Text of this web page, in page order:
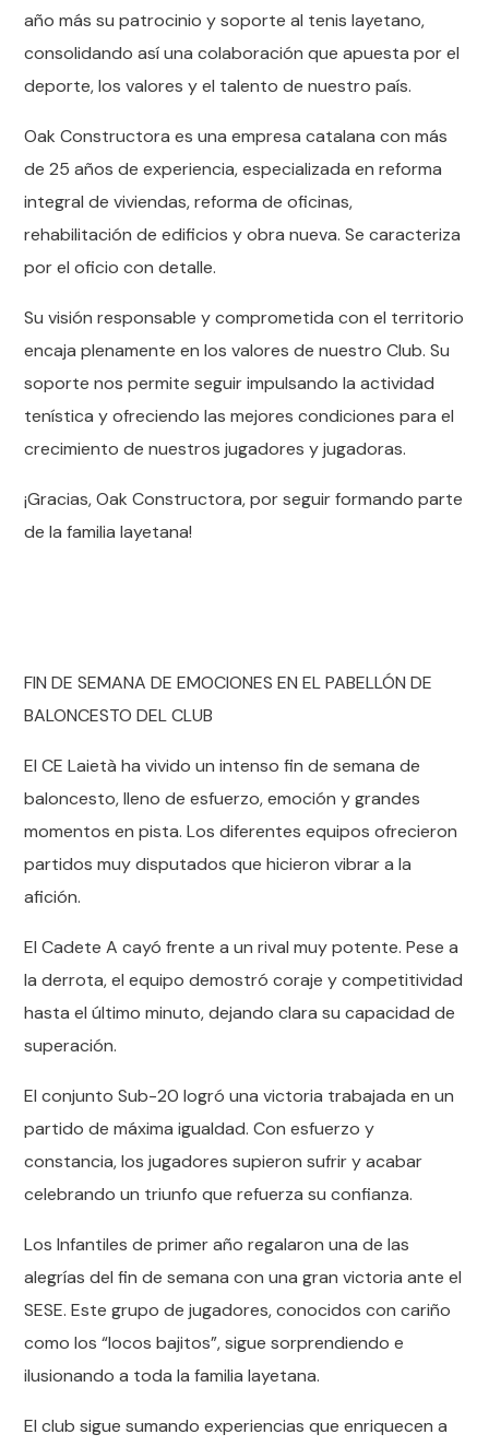
año más su patrocinio y soporte al tenis layetano,
consolidando así una colaboración que apuesta por el
deporte, los valores y el talento de nuestro país.
Oak Constructora es una empresa catalana con más
de 25 años de experiencia, especializada en reforma
integral de viviendas, reforma de oficinas,
rehabilitación de edificios y obra nueva. Se caracteriza
por el oficio con detalle.
Su visión responsable y comprometida con el territorio
encaja plenamente en los valores de nuestro Club. Su
soporte nos permite seguir impulsando la actividad
tenística y ofreciendo las mejores condiciones para el
crecimiento de nuestros jugadores y jugadoras.
¡Gracias, Oak Constructora, por seguir formando parte
de la familia layetana!
FIN DE SEMANA DE EMOCIONES EN EL PABELLÓN DE
BALONCESTO DEL CLUB
El CE Laietà ha vivido un intenso fin de semana de
baloncesto, lleno de esfuerzo, emoción y grandes
momentos en pista. Los diferentes equipos ofrecieron
partidos muy disputados que hicieron vibrar a la
afición.
El Cadete A cayó frente a un rival muy potente. Pese a
la derrota, el equipo demostró coraje y competitividad
hasta el último minuto, dejando clara su capacidad de
superación.
El conjunto Sub-20 logró una victoria trabajada en un
partido de máxima igualdad. Con esfuerzo y
constancia, los jugadores supieron sufrir y acabar
celebrando un triunfo que refuerza su confianza.
Los Infantiles de primer año regalaron una de las
alegrías del fin de semana con una gran victoria ante el
SESE. Este grupo de jugadores, conocidos con cariño
como los “locos bajitos”, sigue sorprendiendo e
ilusionando a toda la familia layetana.
El club sigue sumando experiencias que enriquecen a